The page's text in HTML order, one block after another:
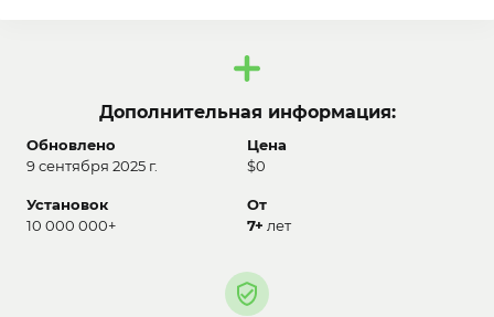
Дополнительная информация:
Обновлено
9 сентября 2025 г.
Цена
$0
Установок
10 000 000+
От
7+ лет